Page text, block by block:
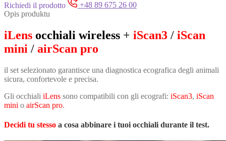
Richiedi il prodotto
+48 89 675 26 00
Opis produktu
iLens occhiali wireless + iScan3 / iScan
mini / airScan pro
il set selezionato garantisce una diagnostica ecografica degli animali
sicura, confortevole e precisa.
Gli occhiali iLens sono compatibili con gli ecografi: iScan3, iScan
mini o airScan pro.
Decidi tu stesso a cosa abbinare i tuoi occhiali durante il test.